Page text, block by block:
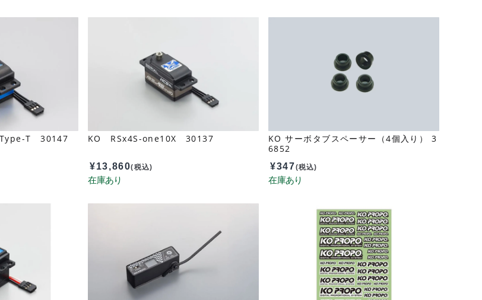
T 30147 KO RSx4S-one10X 30137
¥13,860(税込)
KO サーボタブスペーサー（4個入り） 3
6852
¥347(税込)